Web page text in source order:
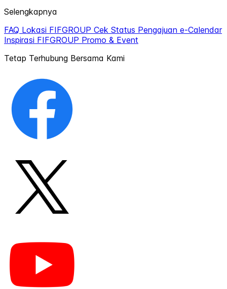
Selengkapnya
FAQ Lokasi FIFGROUP Cek Status Pengajuan e-Calendar
Inspirasi FIFGROUP Promo & Event
Tetap Terhubung Bersama Kami